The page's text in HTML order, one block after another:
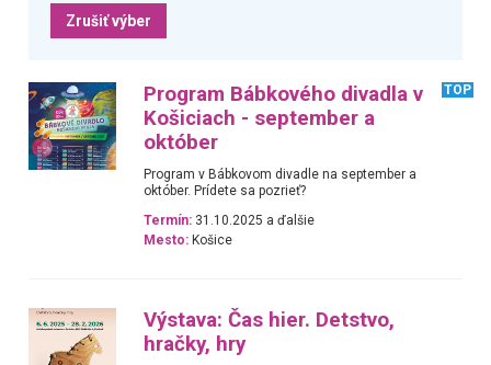
Zrušiť výber
Program Bábkového divadla v
Košiciach - september a
október
TOP
Program v Bábkovom divadle na september a
október. Prídete sa pozrieť?
Termín: 31.10.2025 a ďalšie
Mesto: Košice
Výstava: Čas hier. Detstvo,
hračky, hry